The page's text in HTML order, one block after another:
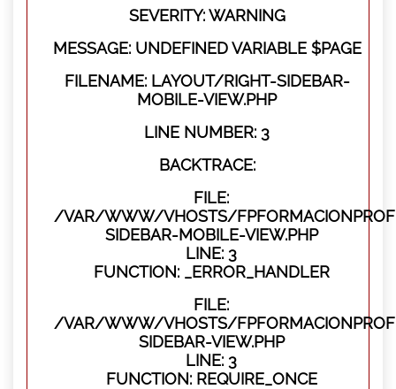
SEVERITY: WARNING
MESSAGE: UNDEFINED VARIABLE $PAGE
FILENAME: LAYOUT/RIGHT-SIDEBAR-
MOBILE-VIEW.PHP
LINE NUMBER: 3
BACKTRACE:
FILE:
/VAR/WWW/VHOSTS/
SIDEBAR-MOBILE-VIEW.PHP
LINE: 3
FUNCTION: _ERROR_HANDLER
FILE:
/VAR/WWW/VHOSTS/
SIDEBAR-VIEW.PHP
LINE: 3
FUNCTION: REQUIRE_ONCE